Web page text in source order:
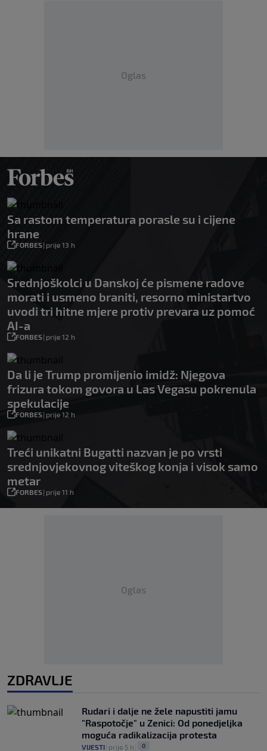
Oglas
Sa rastom temperatura porasle su i cijene
hrane
FORBES| prije 13 h
Srednjoškolci u Danskoj će pismene radove
morati i usmeno braniti, resorno ministartvo
uvodi tri hitne mjere protiv prevara uz pomoć
AI-a
FORBES| prije 12 h
Da li je Trump promijenio imidž: Njegova
frizura tokom govora u Las Vegasu pokrenula
spekulacije
FORBES| prije 12 h
Treći unikatni Bugatti nazvan je po vrsti
srednjovjekovnog viteškog konja i visok samo
metar
FORBES| prije 11 h
Oglas
ZDRAVLJE
Rudari i dalje ne žele napustiti jamu
"Raspotočje" u Zenici: Od ponedjeljka
moguća radikalizacija protesta
VIJESTI prije 5 h 0